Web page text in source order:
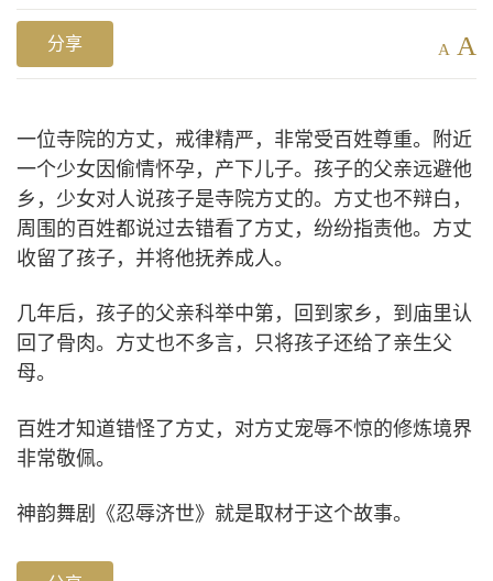
分享 A A
一位寺院的方丈，戒律精严，非常受百姓尊重。附近
一个少女因偷情怀孕，产下儿子。孩子的父亲远避他
乡，少女对人说孩子是寺院方丈的。方丈也不辩白，
周围的百姓都说过去错看了方丈，纷纷指责他。方丈
收留了孩子，并将他抚养成人。
几年后，孩子的父亲科举中第，回到家乡，到庙里认
回了骨肉。方丈也不多言，只将孩子还给了亲生父
母。
百姓才知道错怪了方丈，对方丈宠辱不惊的修炼境界
非常敬佩。
神韵舞剧《忍辱济世》就是取材于这个故事。